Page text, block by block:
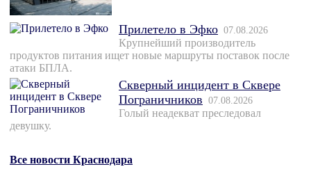
Прилетело в Эфко 07.08.2026
Крупнейший производитель
продуктов питания ищет новые маршруты поставок после
атаки БПЛА.
Скверный инцидент в Сквере
Пограничников 07.08.2026
Голый неадекват преследовал
девушку.
Все новости Краснодара